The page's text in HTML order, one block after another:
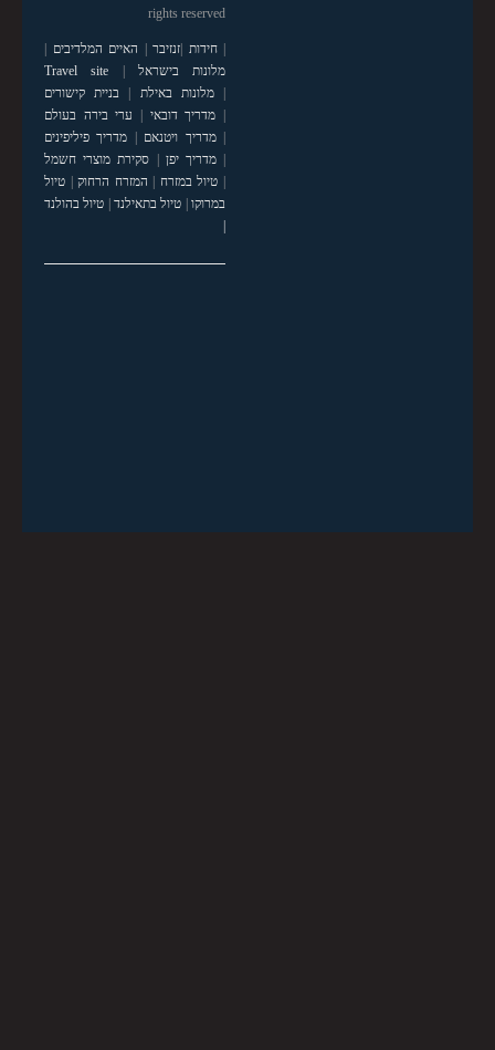
rights reserved
|חידות |זנזיבר | האיים המלדיבים |
מלונות בישראל |
Travel site
|מלונות באילת | בניית קישורים
| מדריך דובאי | ערי בירה בעולם
|מדריך ויטנאם | מדריך פיליפינים
|מדריך יפן | סקירת מוצרי חשמל
| טיול במזרח | המזרח הרחוק| טיול
במרוקו| טיול בתאילנד| טיול בהולנד
|